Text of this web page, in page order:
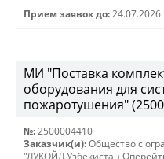
Прием заявок до: 24.07.2026
МИ "Поставка
оборудования для
пожаротушения"
№: 2500004410
Заказчик(и): Общество с
"ЛУКОЙЛ Узбекистан